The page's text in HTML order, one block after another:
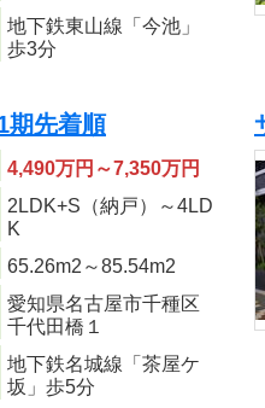
地下鉄東山線「今池」
歩3分
期先着順
4,490万円～7,350万円
2LDK+S（納戸）～4LD
K
65.26m2 ～85.54m2
愛知県名古屋市千種区
千代田橋１
地下鉄名城線「茶屋ケ
坂」歩5分